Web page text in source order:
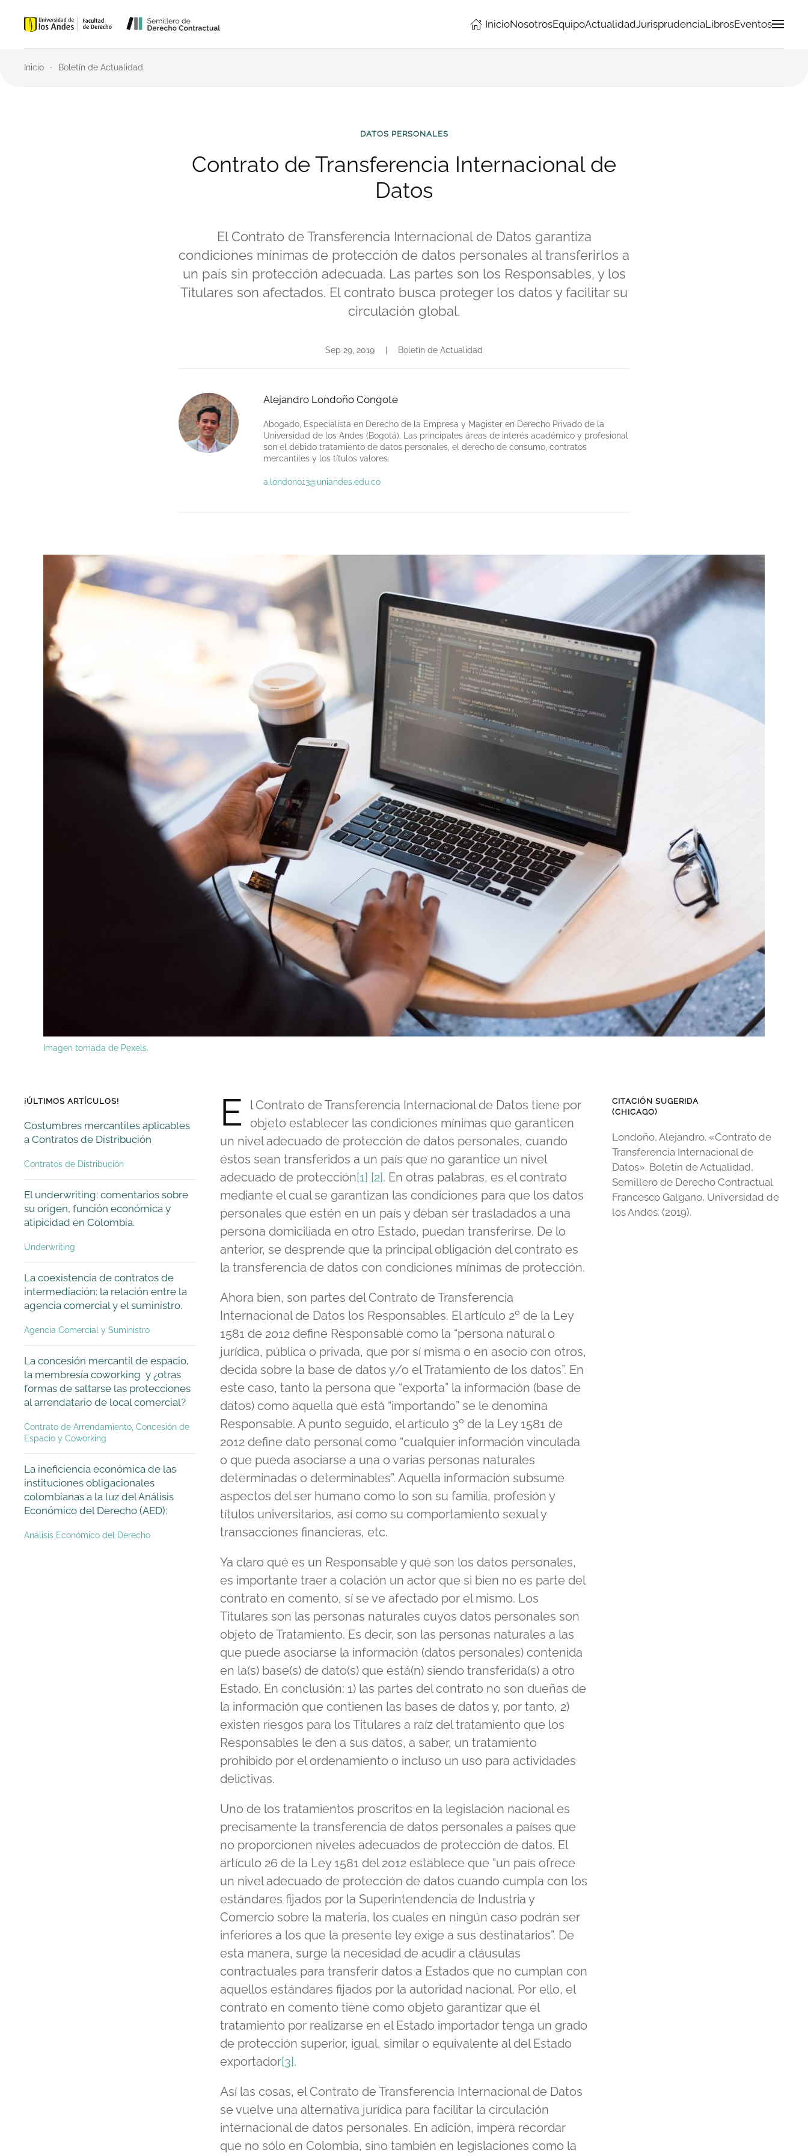
Skip to main content
InicioNosotrosEquipoActualidadJurisprudenciaLibrosEventos
Inicio Boletín de Actualidad
DATOS PERSONALES
Contrato de Transferencia Internacional de
Datos
El Contrato de Transferencia Internacional de Datos garantiza
condiciones mínimas de protección de datos personales al transferirlos a
un país sin protección adecuada. Las partes son los Responsables, y los
Titulares son afectados. El contrato busca proteger los datos y facilitar su
circulación global.
Sep 29, 2019 Boletín de Actualidad
Alejandro Londoño Congote
Abogado, Especialista en Derecho de la Empresa y Magister en Derecho Privado de la
Universidad de los Andes (Bogotá). Las principales áreas de interés académico y profesional
son el debido tratamiento de datos personales, el derecho de consumo, contratos
mercantiles y los títulos valores.
a.londono13@uniandes.edu.co
Imagen tomada de Pexels.
¡ÚLTIMOS ARTÍCULOS!
Costumbres mercantiles aplicables
a Contratos de Distribución
Contratos de Distribución
El underwriting: comentarios sobre
su origen, función económica y
atipicidad en Colombia.
Underwriting
La coexistencia de contratos de
intermediación: la relación entre la
agencia comercial y el suministro.
Agencia Comercial y Suministro
La concesión mercantil de espacio,
la membresía coworking y ¿otras
formas de saltarse las protecciones
al arrendatario de local comercial?
Contrato de Arrendamiento, Concesión de
Espacio y Coworking
La ineficiencia económica de las
instituciones obligacionales
colombianas a la luz del Análisis
Económico del Derecho (AED):
Análisis Económico del Derecho
E
l Contrato de Transferencia Internacional de Datos tiene por
objeto establecer las condiciones mínimas que garanticen
un nivel adecuado de protección de datos personales, cuando
éstos sean transferidos a un país que no garantice un nivel
adecuado de protección[1] [2]. En otras palabras, es el contrato
mediante el cual se garantizan las condiciones para que los datos
personales que estén en un país y deban ser trasladados a una
persona domiciliada en otro Estado, puedan transferirse. De lo
anterior, se desprende que la principal obligación del contrato es
la transferencia de datos con condiciones mínimas de protección.
Ahora bien, son partes del Contrato de Transferencia
Internacional de Datos los Responsables. El artículo 2º de la Ley
1581 de 2012 define Responsable como la “persona natural o
jurídica, pública o privada, que por sí misma o en asocio con otros,
decida sobre la base de datos y/o el Tratamiento de los datos”. En
este caso, tanto la persona que “exporta” la información (base de
datos) como aquella que está “importando” se le denomina
Responsable. A punto seguido, el artículo 3º de la Ley 1581 de
2012 define dato personal como “cualquier información vinculada
o que pueda asociarse a una o varias personas naturales
determinadas o determinables”. Aquella información subsume
aspectos del ser humano como lo son su familia, profesión y
títulos universitarios, así como su comportamiento sexual y
transacciones financieras, etc.
Ya claro qué es un Responsable y qué son los datos personales,
es importante traer a colación un actor que si bien no es parte del
contrato en comento, sí se ve afectado por el mismo. Los
Titulares son las personas naturales cuyos datos personales son
objeto de Tratamiento. Es decir, son las personas naturales a las
que puede asociarse la información (datos personales) contenida
en la(s) base(s) de dato(s) que está(n) siendo transferida(s) a otro
Estado. En conclusión: 1) las partes del contrato no son dueñas de
la información que contienen las bases de datos y, por tanto, 2)
existen riesgos para los Titulares a raíz del tratamiento que los
Responsables le den a sus datos, a saber, un tratamiento
prohibido por el ordenamiento o incluso un uso para actividades
delictivas.
Uno de los tratamientos proscritos en la legislación nacional es
precisamente la transferencia de datos personales a países que
no proporcionen niveles adecuados de protección de datos. El
artículo 26 de la Ley 1581 del 2012 establece que “un país ofrece
un nivel adecuado de protección de datos cuando cumpla con los
estándares fijados por la Superintendencia de Industria y
Comercio sobre la materia, los cuales en ningún caso podrán ser
inferiores a los que la presente ley exige a sus destinatarios”. De
esta manera, surge la necesidad de acudir a cláusulas
contractuales para transferir datos a Estados que no cumplan con
aquellos estándares fijados por la autoridad nacional. Por ello, el
contrato en comento tiene como objeto garantizar que el
tratamiento por realizarse en el Estado importador tenga un grado
de protección superior, igual, similar o equivalente al del Estado
exportador[3].
Así las cosas, el Contrato de Transferencia Internacional de Datos
se vuelve una alternativa jurídica para facilitar la circulación
internacional de datos personales. En adición, impera recordar
que no sólo en Colombia, sino también en legislaciones como la
CITACIÓN SUGERIDA
(CHICAGO)
Londoño, Alejandro. «Contrato de
Transferencia Internacional de
Datos». Boletín de Actualidad,
Semillero de Derecho Contractual
Francesco Galgano, Universidad de
los Andes. (2019).